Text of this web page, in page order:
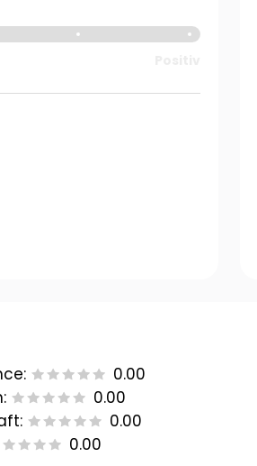
0.00
0.00
0.00
0.00